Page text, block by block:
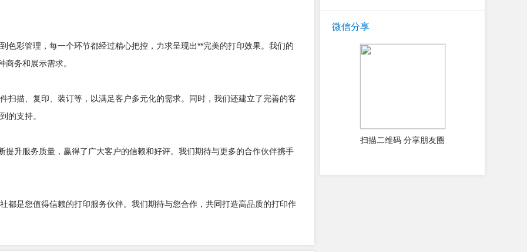
色彩管理，每一个环节都经过精心把控，力求呈现出**完美的打印效果。我们的
务和展示需求。
扫描、复印、装订等，以满足客户多元化的需求。同时，我们还建立了完善的客
的支持。
提升服务质量，赢得了广大客户的信赖和好评。我们期待与更多的合作伙伴携手
都是您值得信赖的打印服务伙伴。我们期待与您合作，共同打造高品质的打印作
微信分享
扫描二维码 分享朋友圈